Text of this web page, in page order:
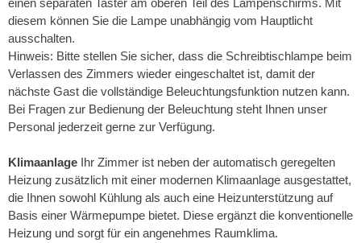
einen separaten Taster am oberen Teil des Lampenschirms. Mit
diesem können Sie die Lampe unabhängig vom Hauptlicht
ausschalten.
Hinweis: Bitte stellen Sie sicher, dass die Schreibtischlampe beim
Verlassen des Zimmers wieder eingeschaltet ist, damit der
nächste Gast die vollständige Beleuchtungsfunktion nutzen kann.
Bei Fragen zur Bedienung der Beleuchtung steht Ihnen unser
Personal jederzeit gerne zur Verfügung.
Klimaanlage Ihr Zimmer ist neben der automatisch geregelten
Heizung zusätzlich mit einer modernen Klimaanlage ausgestattet,
die Ihnen sowohl Kühlung als auch eine Heizunterstützung auf
Basis einer Wärmepumpe bietet. Diese ergänzt die konventionelle
Heizung und sorgt für ein angenehmes Raumklima.